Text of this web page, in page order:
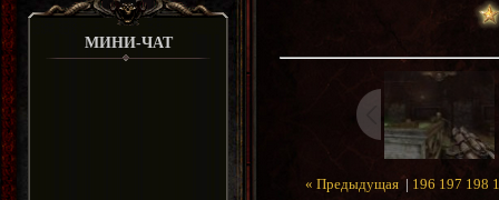
МИНИ-ЧАТ
« Предыдущая| 196 197 198